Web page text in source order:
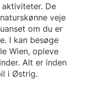
De
veje
om du er
I kan besøge
Wien, opleve
Alt er inden
i Østrig.